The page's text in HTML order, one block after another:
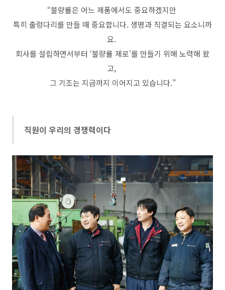
“불량률은 어느 제품에서도 중요하겠지만
특히 출렁다리를 만들 때 중요합니다. 생명과 직결되는 요소니까
요.
회사를 설립하면서부터 ‘불량률 제로’를 만들기 위해 노력해 왔
고,
그 기조는 지금까지 이어지고 있습니다.”
직원이 우리의 경쟁력이다